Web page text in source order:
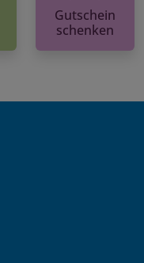
Gutschein
schenken